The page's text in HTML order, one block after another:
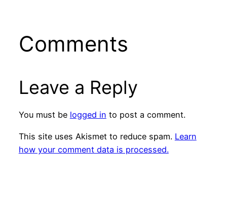
Comments
Leave a Reply
You must be logged in to post a comment.
This site uses Akismet to reduce spam. Learn
how your comment data is processed.